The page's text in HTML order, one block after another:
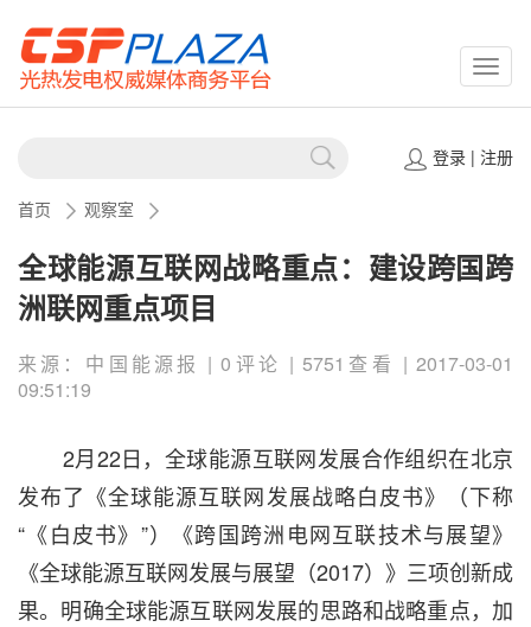
登录| 注册
首页 观察室
全球能源互联网战略重点：建设跨国跨
洲联网重点项目
来源：中国能源报 | 0评论 | 5751查看 | 2017-03-01
09:51:19
2月22日，全球能源互联网发展合作组织在北京
发布了《全球能源互联网发展战略白皮书》（下称
“《白皮书》”）《跨国跨洲电网互联技术与展望》
《全球能源互联网发展与展望（2017）》三项创新成
果。明确全球能源互联网发展的思路和战略重点，加